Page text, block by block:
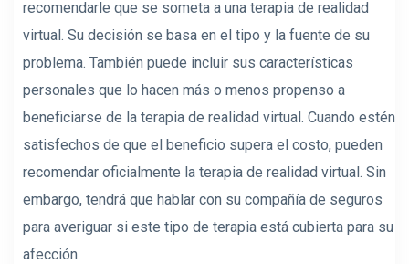
recomendarle que se someta a una terapia de realidad
virtual. Su decisión se basa en el tipo y la fuente de su
problema. También puede incluir sus características
personales que lo hacen más o menos propenso a
beneficiarse de la terapia de realidad virtual. Cuando estén
satisfechos de que el beneficio supera el costo, pueden
recomendar oficialmente la terapia de realidad virtual. Sin
embargo, tendrá que hablar con su compañía de seguros
para averiguar si este tipo de terapia está cubierta para su
afección.